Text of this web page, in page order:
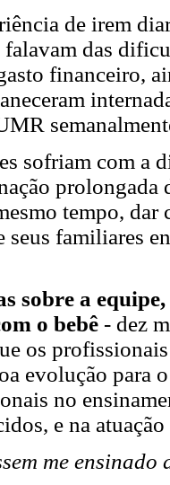
de irem
das
financeiro,
sofriam com a
prolongada
tempo, dar
seus familiares
sobre a
o bebê - dez
os
evolução para
no
e na
me